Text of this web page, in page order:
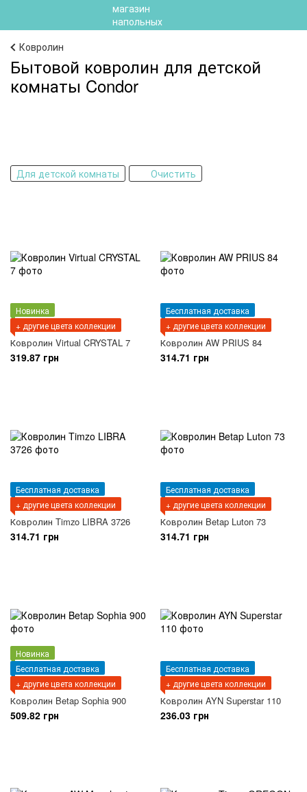
Ковролин
Бытовой ковролин для детской
комнаты Condor
Для детской комнаты Очистить
Новинка
+ другие цвета коллекции
Ковролин Virtual CRYSTAL 7
319.87 грн
Бесплатная доставка
+ другие цвета коллекции
Ковролин AW PRIUS 84
314.71 грн
Бесплатная доставка
+ другие цвета коллекции
Ковролин Timzo LIBRA 3726
314.71 грн
Бесплатная доставка
+ другие цвета коллекции
Ковролин Betap Luton 73
314.71 грн
Новинка
Бесплатная доставка
+ другие цвета коллекции
Ковролин Betap Sophia 900
509.82 грн
Бесплатная доставка
+ другие цвета коллекции
Ковролин AYN Superstar 110
236.03 грн